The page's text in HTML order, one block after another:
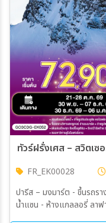
ทัวร์ฝรั่งเศส – สวิตเซ
FR_EK00028
ปารีส – มงมาร์ต - ขึ้นรถร
น้ำแซน - ห้างแกลลอรี่ ลาฟ